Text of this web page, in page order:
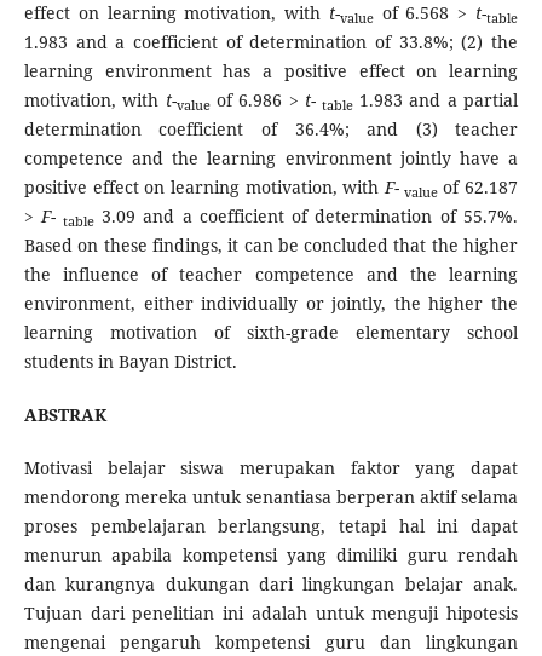
effect on learning motivation, with t-valueof 6.568 > t-table
1.983 and a coefficient of determination of 33.8%; (2) the
learning environment has a positive effect on learning
motivation, with t-valueof 6.986 > t- table1.983 and a partial
determination coefficient of 36.4%; and (3) teacher
competence and the learning environment jointly have a
positive effect on learning motivation, withF- valueof 62.187
>F- table3.09 and a coefficient of determination of 55.7%.
Based on these findings, it can be concluded that the higher
the influence of teacher competence and the learning
environment, either individually or jointly, the higher the
learning motivation of sixth-grade elementary school
students in Bayan District.
ABSTRAK
Motivasi belajar siswa merupakan faktor yang dapat
mendorong mereka untuk senantiasa berperan aktif selama
proses pembelajaran berlangsung, tetapi hal ini dapat
menurun apabila kompetensi yang dimiliki guru rendah
dan kurangnya dukungan dari lingkungan belajar anak.
Tujuan dari penelitian ini adalah untuk menguji hipotesis
mengenai pengaruh kompetensi guru dan lingkungan